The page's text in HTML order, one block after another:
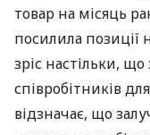
товар на місяць
посилила позиції
зріс настільки,
співробітників
відзначає, що